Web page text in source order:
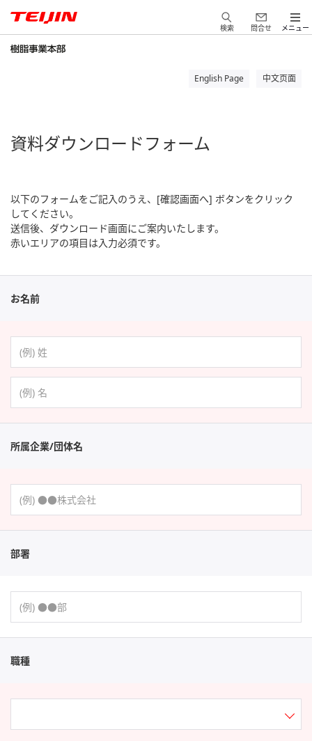
検索 問合せ メニュー
English Page 中文页面
資料ダウンロードフォーム
以下のフォームをご記入のうえ、[確認画面へ] ボタンをクリック
してください。
送信後、ダウンロード画面にご案内いたします。
赤いエリアの項目は入力必須です。
お名前
所属企業/団体名
部署
職種